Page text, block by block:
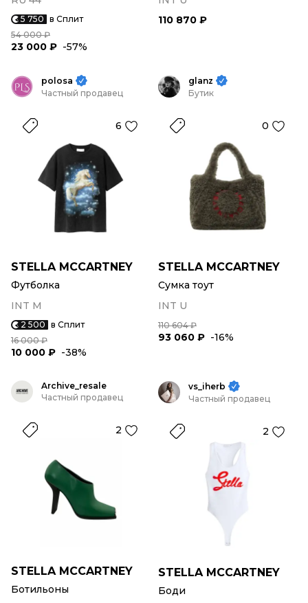
5 750 в Сплит
54 000 ₽
23 000 ₽ -57%
110 870 ₽
polosa
Частный продавец
6
STELLA MCCARTNEY
Футболка
INT M
2 500 в Сплит
16 000 ₽
10 000 ₽ -38%
glanz
Бутик
0
STELLA MCCARTNEY
Сумка тоут
INT U
110 604 ₽
93 060 ₽ -16%
Archive_resale
Частный продавец
2
STELLA MCCARTNEY
Ботильоны
vs_iherb
Частный продавец
2
STELLA MCCARTNEY
Боди